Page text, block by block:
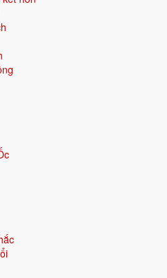
trạch
15h-17h, 19h-21h, 21h-23h
cho việc nhập trạch (2/10) do Trực
Đại Hung gây bất lợi.
tránh mọi việc lớn, không riêng
khác trong danh sách.
trạch
9h-11h, 13h-15h, 19h-21h